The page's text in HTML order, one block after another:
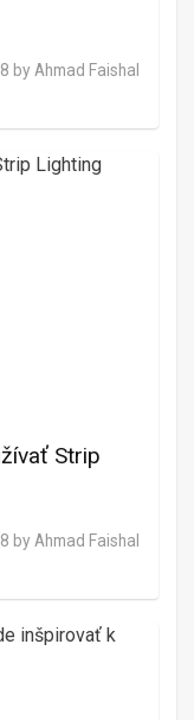
by Ahmad Faishal
Strip
by Ahmad Faishal